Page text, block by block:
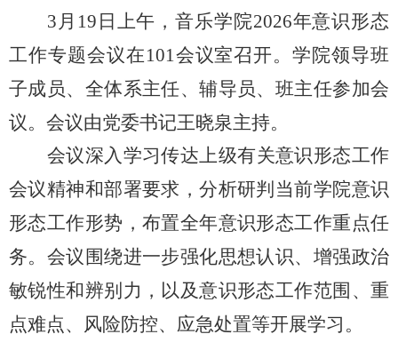
3月19日上午，音乐学院2026年意识形态
工作专题会议在101会议室召开。学院领导班
子成员、全体系主任、辅导员、班主任参加会
议。会议由党委书记王晓泉主持。
会议深入学习传达上级有关意识形态工作
会议精神和部署要求，分析研判当前学院意识
形态工作形势，布置全年意识形态工作重点任
务。会议围绕进一步强化思想认识、增强政治
敏锐性和辨别力，以及意识形态工作范围、重
点难点、风险防控、应急处置等开展学习。